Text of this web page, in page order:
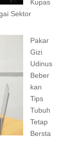
Kupas
Sektor
Pakar
Gizi
Udinus
Beber
kan
Tips
Tubuh
Tetap
Bersta